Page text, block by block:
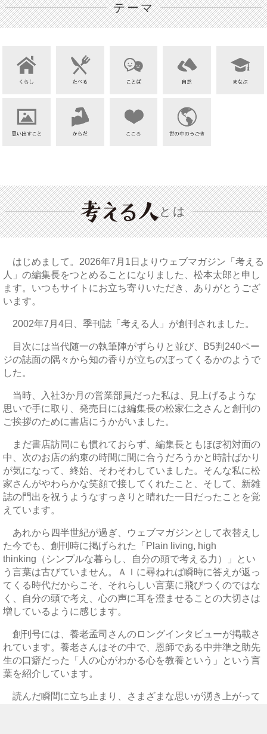
テーマ
とは
はじめまして。2026年7月1日よりウェブマガジン「考える
人」の編集長をつとめることになりました、松本太郎と申し
ます。いつもサイトにお立ち寄りいただき、ありがとうござ
います。
2002年7月4日、季刊誌「考える人」が創刊されました。
目次には当代随一の執筆陣がずらりと並び、B5判240ペー
ジの誌面の隅々から知の香りが立ちのぼってくるかのようで
した。
当時、入社3か月の営業部員だった私は、見上げるような
思いで手に取り、発売日には編集長の松家仁之さんと創刊の
ご挨拶のために書店にうかがいました。
まだ書店訪問にも慣れておらず、編集長ともほぼ初対面の
中、次のお店の約束の時間に間に合うだろうかと時計ばかり
が気になって、終始、そわそわしていました。そんな私に松
家さんがやわらかな笑顔で接してくれたこと、そして、新雑
誌の門出を祝うようなすっきりと晴れた一日だったことを覚
えています。
あれから四半世紀が過ぎ、ウェブマガジンとして衣替えし
た今でも、創刊時に掲げられた「Plain living, high
thinking（シンプルな暮らし、自分の頭で考える力）」とい
う言葉は古びていません。ＡＩに尋ねれば瞬時に答えが返っ
てくる時代だからこそ、それらしい言葉に飛びつくのではな
く、自分の頭で考え、心の声に耳を澄ませることの大切さは
増しているように感じます。
創刊号には、養老孟司さんのロングインタビューが掲載さ
れています。養老さんはその中で、恩師である中井準之助先
生の口癖だった「人の心がわかる心を教養という」という言
葉を紹介しています。
読んだ瞬間に立ち止まり、さまざまな思いが湧き上がって